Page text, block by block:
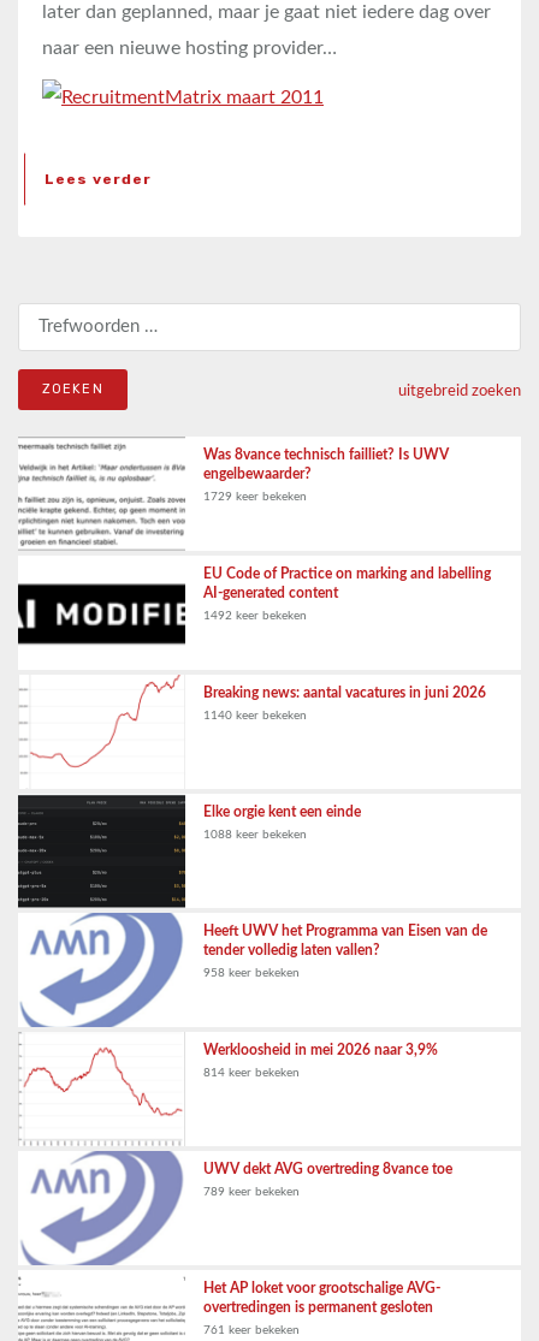
later dan geplanned, maar je gaat niet iedere dag over
naar een nieuwe hosting provider…
Lees verder
uitgebreid zoeken
Was 8vance technisch failliet? Is UWV
engelbewaarder?
1729 keer bekeken
EU Code of Practice on marking and labelling
AI-generated content
1492 keer bekeken
Breaking news: aantal vacatures in juni 2026
1140 keer bekeken
Elke orgie kent een einde
1088 keer bekeken
Heeft UWV het Programma van Eisen van de
tender volledig laten vallen?
958 keer bekeken
Werkloosheid in mei 2026 naar 3,9%
814 keer bekeken
UWV dekt AVG overtreding 8vance toe
789 keer bekeken
Het AP loket voor grootschalige AVG-
overtredingen is permanent gesloten
761 keer bekeken